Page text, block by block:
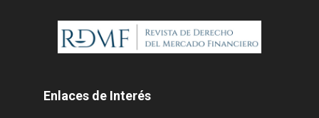
Enlaces de Interés